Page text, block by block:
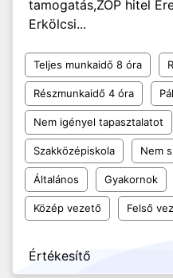
tamogatás,ZOP hitel
Erkölcsi...
Teljes munkaidő 8 óra
Részmunkaidő 4 óra
Nem igényel tapasztalatot
Szakközépiskola Nem
Általános Gyakornok
Közép vezető Felső
Értékesítő